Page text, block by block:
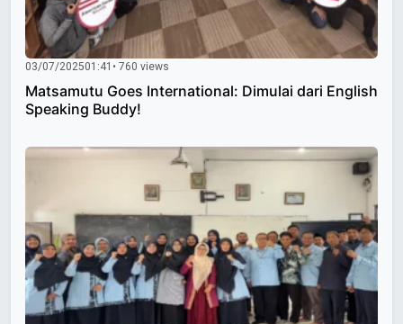
03/07/202501:41 • 760 views
Matsamutu Goes International: Dimulai dari English
Speaking Buddy!